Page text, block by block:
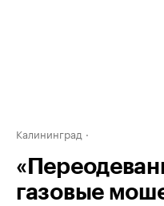
Калининград
газовые